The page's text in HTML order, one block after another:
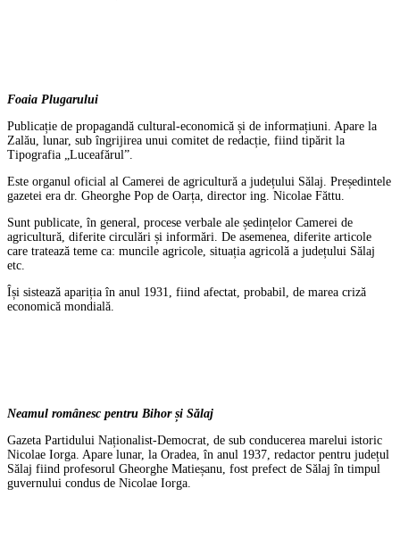
Foaia Plugarului
Publicație de propagandă cultural-economică și de informațiuni. Apare la
Zalău, lunar, sub îngrijirea unui comitet de redacție, fiind tipărit la
Tipografia „Luceafărul”.
Este organul oficial al Camerei de agricultură a județului Sălaj. Președintele
gazetei era dr. Gheorghe Pop de Oarța, director ing. Nicolae Făttu.
Sunt publicate, în general, procese verbale ale ședințelor Camerei de
agricultură, diferite circulări și informări. De asemenea, diferite articole
care tratează teme ca: muncile agricole, situația agricolă a județului Sălaj
etc.
Își sistează apariția în anul 1931, fiind afectat, probabil, de marea criză
economică mondială.
Neamul românesc pentru Bihor și Sălaj
Gazeta Partidului Naționalist-Democrat, de sub conducerea marelui istoric
Nicolae Iorga. Apare lunar, la Oradea, în anul 1937, redactor pentru județul
Sălaj fiind profesorul Gheorghe Matieșanu, fost prefect de Sălaj în timpul
guvernului condus de Nicolae Iorga.